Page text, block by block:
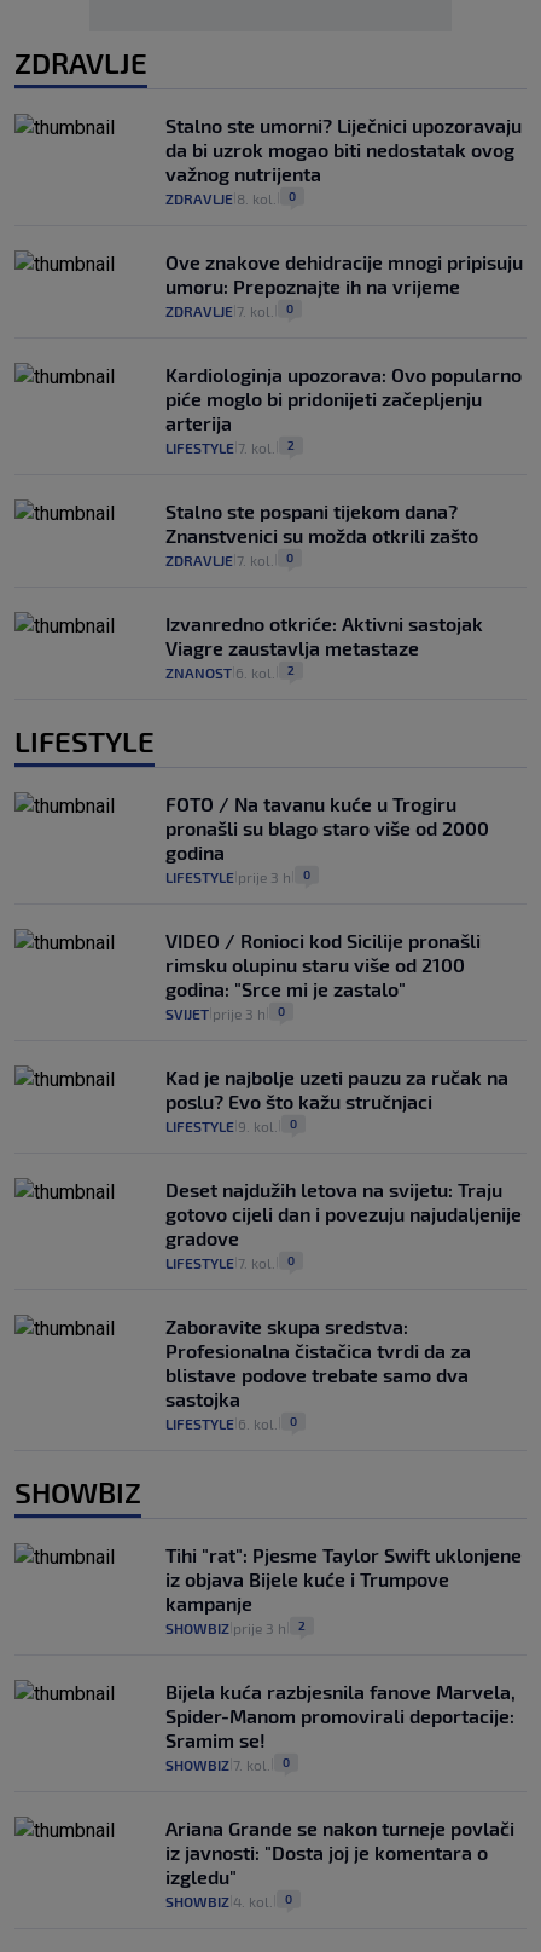
ZDRAVLJE
Stalno ste umorni? Liječnici upozoravaju
da bi uzrok mogao biti nedostatak ovog
važnog nutrijenta
ZDRAVLJE 8. kol. 0
Ove znakove dehidracije mnogi pripisuju
umoru: Prepoznajte ih na vrijeme
ZDRAVLJE 7. kol. 0
Kardiologinja upozorava: Ovo popularno
piće moglo bi pridonijeti začepljenju
arterija
LIFESTYLE 7. kol. 2
Stalno ste pospani tijekom dana?
Znanstvenici su možda otkrili zašto
ZDRAVLJE 7. kol. 0
Izvanredno otkriće: Aktivni sastojak
Viagre zaustavlja metastaze
ZNANOST 6. kol. 2
LIFESTYLE
FOTO / Na tavanu kuće u Trogiru
pronašli su blago staro više od 2000
godina
LIFESTYLE prije 3 h 0
VIDEO / Ronioci kod Sicilije pronašli
rimsku olupinu staru više od 2100
godina: "Srce mi je zastalo"
SVIJET prije 3 h 0
Kad je najbolje uzeti pauzu za ručak na
poslu? Evo što kažu stručnjaci
LIFESTYLE 9. kol. 0
Deset najdužih letova na svijetu: Traju
gotovo cijeli dan i povezuju najudaljenije
gradove
LIFESTYLE 7. kol. 0
Zaboravite skupa sredstva:
Profesionalna čistačica tvrdi da za
blistave podove trebate samo dva
sastojka
LIFESTYLE 6. kol. 0
SHOWBIZ
Tihi "rat": Pjesme Taylor Swift uklonjene
iz objava Bijele kuće i Trumpove
kampanje
SHOWBIZ prije 3 h 2
Bijela kuća razbjesnila fanove Marvela,
Spider-Manom promovirali deportacije:
Sramim se!
SHOWBIZ 7. kol. 0
Ariana Grande se nakon turneje povlači
iz javnosti: "Dosta joj je komentara o
izgledu"
SHOWBIZ 4. kol. 0